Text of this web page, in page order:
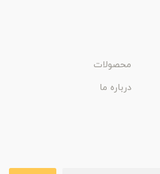
محصولات
درباره ما